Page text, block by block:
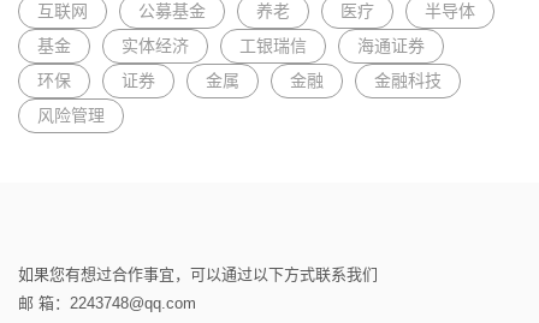
互联网 公募基金 养老 医疗
半导体
基金
实体经济 工银瑞信
海通证券
环保
证券 金属 金融
金融科技
风险管理
如果您有想过合作事宜，可以通过以下方式联系我们
邮 箱：2243748@qq.com